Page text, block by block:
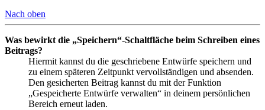
Nach oben
Was bewirkt die „Speichern“-Schaltfläche beim Schreiben eines
Beitrags?
Hiermit kannst du die geschriebene Entwürfe speichern und
zu einem späteren Zeitpunkt vervollständigen und absenden.
Den gesicherten Beitrag kannst du mit der Funktion
„Gespeicherte Entwürfe verwalten“ in deinem persönlichen
Bereich erneut laden.